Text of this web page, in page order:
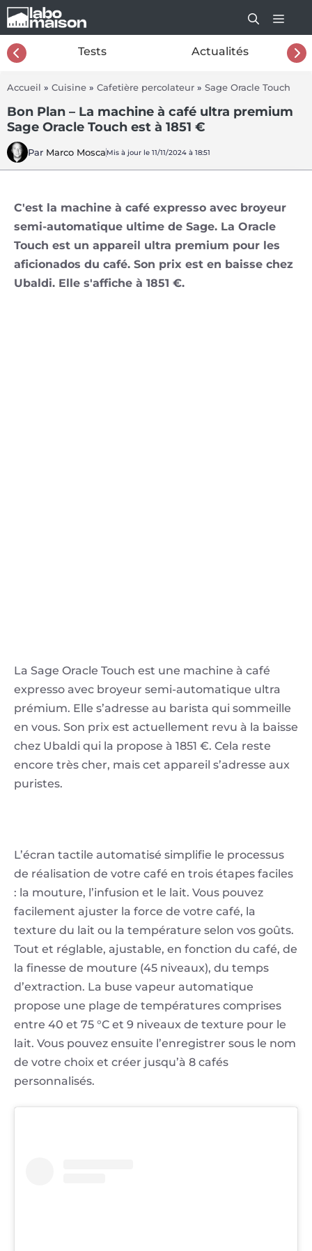
Aller
au
contenu
Tests Actualités
Accueil » Cuisine » Cafetière percolateur » Sage Oracle Touch
Bon Plan – La machine à café ultra premium
Sage Oracle Touch est à 1851 €
Par Marco Mosca Mis à jour le 11/11/2024 à 18:51
C'est la machine à café expresso avec broyeur
semi-automatique ultime de Sage. La Oracle
Touch est un appareil ultra premium pour les
aficionados du café. Son prix est en baisse chez
Ubaldi. Elle s'affiche à 1851 €.
La Sage Oracle Touch est une machine à café
expresso avec broyeur semi-automatique ultra
prémium. Elle s’adresse au barista qui sommeille
en vous. Son prix est actuellement revu à la baisse
chez Ubaldi qui la propose à 1851 €. Cela reste
encore très cher, mais cet appareil s’adresse aux
puristes.
L’écran tactile automatisé simplifie le processus
de réalisation de votre café en trois étapes faciles
: la mouture, l’infusion et le lait. Vous pouvez
facilement ajuster la force de votre café, la
texture du lait ou la température selon vos goûts.
Tout et réglable, ajustable, en fonction du café, de
la finesse de mouture (45 niveaux), du temps
d’extraction. La buse vapeur automatique
propose une plage de températures comprises
entre 40 et 75 °C et 9 niveaux de texture pour le
lait. Vous pouvez ensuite l’enregistrer sous le nom
de votre choix et créer jusqu’à 8 cafés
personnalisés.